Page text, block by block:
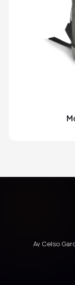
Av Celso